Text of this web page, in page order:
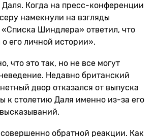
Когда на пресс-конференции
намекнули на взгляды
«Списка Шиндлера» ответил, что
его личной истории».
что это так, но не все могут
Недавно британский
двор отказался от выпуска
к столетию Даля именно из-за его
обратной реакции. Как